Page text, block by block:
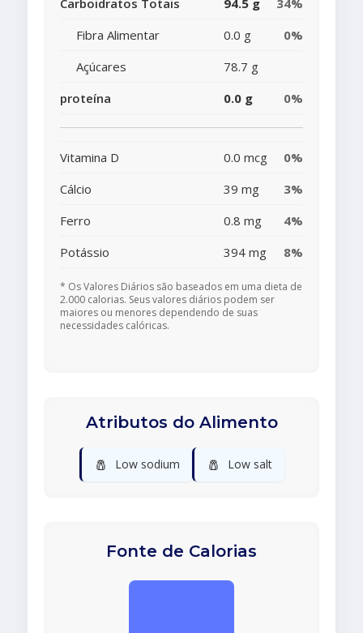
Carboidratos Totais 94.5 g
34%
Fibra Alimentar
0.0 g
0%
Açúcares
78.7 g
proteína
0.0 g 0%
Vitamina D 0.0 mcg
0%
Cálcio
39 mg
3%
Ferro
0.8 mg
4%
Potássio
394 mg 8%
* Os Valores Diários são baseados em uma dieta de
2.000 calorias. Seus valores diários podem ser
maiores ou menores dependendo de suas
necessidades calóricas.
Atributos do Alimento
🧂 Low sodium 🧂 Low salt
Fonte de Calorias